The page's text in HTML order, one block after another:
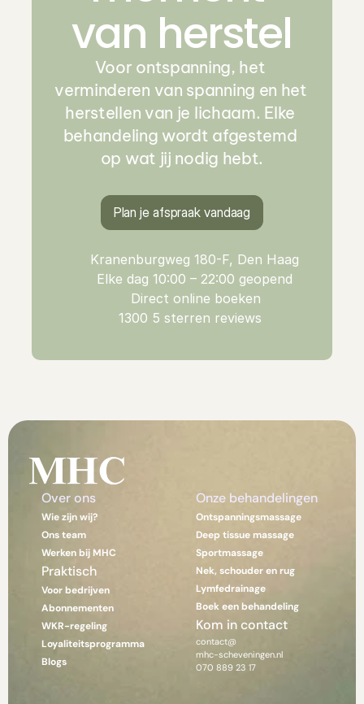
van herstel
Voor ontspanning, het
verminderen van spanning en het
herstellen van je lichaam. Elke
behandeling wordt afgestemd
op wat jij nodig hebt.
Plan je afspraak vandaag
Kranenburgweg 180-F, Den Haag
Elke dag 10:00 – 22:00 geopend
Direct online boeken
1300 5 sterren reviews
Over ons
Wie zijn wij?
Ons team
Werken bij MHC
Praktisch
Voor bedrijven
Abonnementen
WKR-regeling
Loyaliteitsprogramma
Blogs
Onze behandelingen
Ontspanningsmassage
Deep tissue massage
Sportmassage
Nek, schouder en rug
Lymfedrainage
Boek een behandeling
Kom in contact
contact@
mhc-scheveningen.nl
070 889 23 17